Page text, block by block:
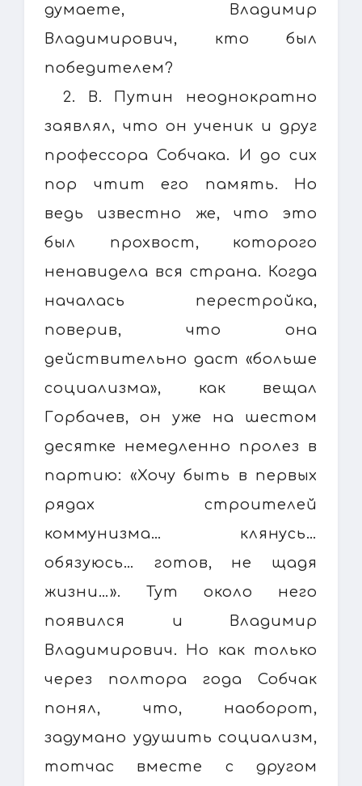
думаете, Владимир
Владимирович, кто был
победителем?
2. В. Путин неоднократно
заявлял, что он ученик и друг
профессора Собчака. И до сих
пор чтит его память. Но
ведь известно же, что это
был прохвост, которого
ненавидела вся страна. Когда
началась перестройка,
поверив, что она
действительно даст «больше
социализма», как вещал
Горбачев, он уже на шестом
десятке немедленно пролез в
партию: «Хочу быть в первых
рядах строителей
коммунизма… клянусь…
обязуюсь… готов, не щадя
жизни…». Тут около него
появился и Владимир
Владимирович. Но как только
через полтора года Собчак
понял, что, наоборот,
задумано удушить социализм,
тотчас вместе с другом